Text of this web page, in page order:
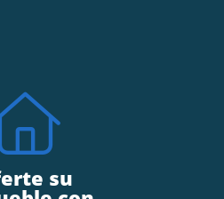
su